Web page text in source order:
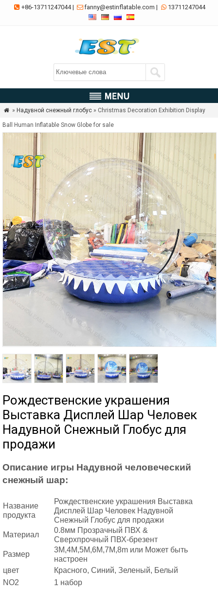
 +86-13711247044| fanny@estinflatable.com |  13711247044
 » Надувной снежный глобус » Christmas Decoration Exhibition Display
Ball Human Inflatable Snow Globe for sale
Рождественские украшения
Выставка Дисплей Шар Человек
Надувной Снежный Глобус для
продажи
Описание игры Надувной человеческий
снежный шар:
Название
продукта
Рождественские украшения Выставка
Дисплей Шар Человек Надувной
Снежный Глобус для продажи
Материал
0.8мм Прозрачный ПВХ &
Сверхпрочный ПВХ-брезент
Размер
3М,4М,5М,6М,7М,8m или Может быть
настроен
цвет
Красного, Синий, Зеленый, Белый
NO2
1 набор